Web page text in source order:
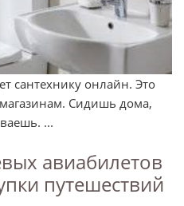
сантехнику онлайн. Это
Сидишь дома,
...
авиабилетов
путешествий